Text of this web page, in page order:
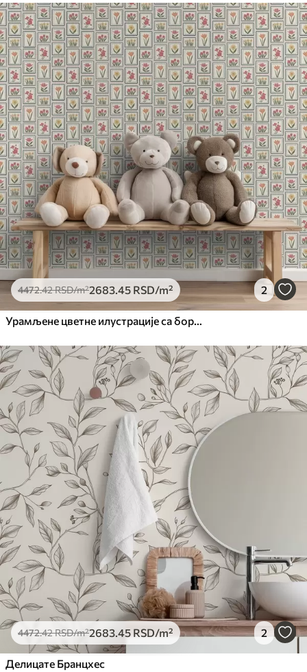
4472.42RSD/m²2683.45 RSD/m² 2
Урамљене цветне илустрације са бордурама
4472.42RSD/m²2683.45 RSD/m² 2
Делицате Бранцхес